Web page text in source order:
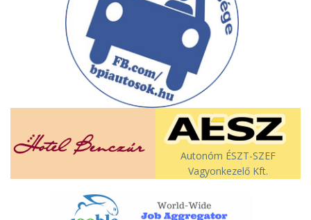
Autonóm ÉSZT-SZEF
Vagyonkezelő Kft.